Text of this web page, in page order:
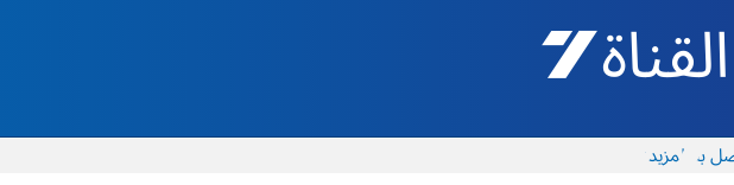
القناة 7 - أروتس شيفع
بنا المزيد